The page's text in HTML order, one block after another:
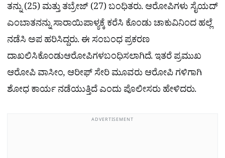
ತನ್ನು (25) ಮತ್ತು ತಬ್ರೇಜ್ (27) ಬಂಧಿತರು. ಆರೋಪಿಗಳು ಸೈಯದ್
ಎಂಬಾತನನ್ನು ಸಾರಾಯಿಪಾಳ್ಯಕ್ಕೆ ಕರೆಸಿ ಕೊಂಡು ಚಾಕುವಿನಿಂದ ಹಲ್ಲೆ
ನಡೆಸಿ ಅಪ ಹರಿಸಿದ್ದರು. ಈ ಸಂಬಂಧ ಪ್ರಕರಣ
ದಾಖಲಿಸಿಕೊಂಡುಆರೋಪಿಗಳಬಂಧಿಸಲಾಗಿದೆ. ಇತರೆ ಪ್ರಮುಖ
ಆರೋಪಿ ವಾಸೀಂ, ಆರೀಫ್ ಸೇರಿ ಮೂವರು ಆರೋಪಿ ಗಳಿಗಾಗಿ
ಶೋಧ ಕಾರ್ಯ ನಡೆಯುತ್ತಿದೆ ಎಂದು ಪೊಲೀಸರು ಹೇಳಿದರು.
ADVERTISEMENT